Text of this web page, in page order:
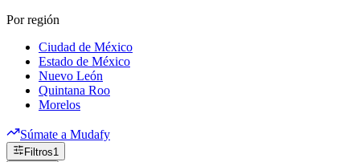
Por región
Ciudad de México
Estado de México
Nuevo León
Quintana Roo
Morelos
Súmate a Mudafy
Filtros1